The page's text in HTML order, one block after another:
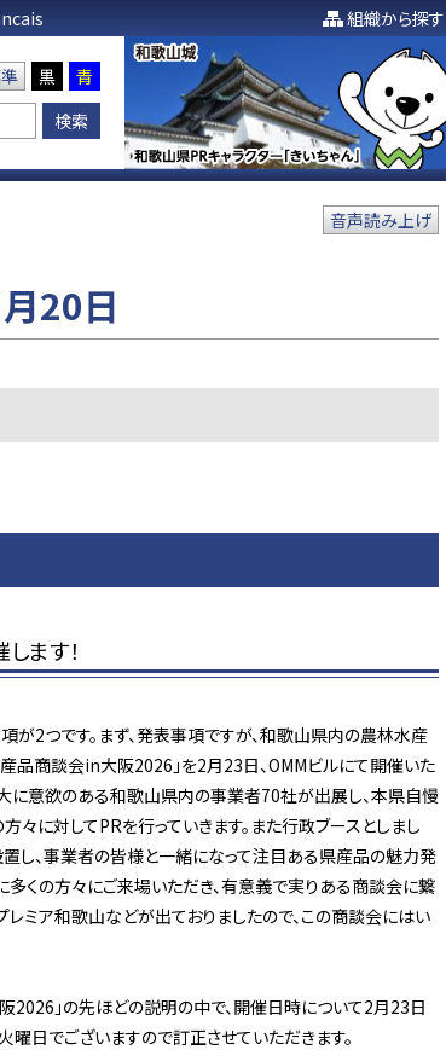
組織から探す
黒 青
音声読み上げ
20日
ます！
が2つです。まず、発表事項ですが、和歌山県内の農林水産
品商談会in大阪2026」を2月23日、OMMビルにて開催いた
に意欲のある和歌山県内の事業者70社が出展し、本県自慢
に対してPRを行っていきます。また行政ブースとしまし
し、事業者の皆様と一緒になって注目ある県産品の魅力発
多くの方々にご来場いただき、有意義で実りある商談会に繋
ミア和歌山などが出ておりましたので、この商談会にはい
」の先ほどの説明の中で、開催日時について2月23日
日でございますので訂正させていただきます。